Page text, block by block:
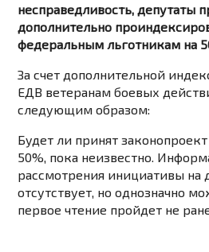
несправедливость, депутаты
дополнительно
федеральным льготникам на
За счет дополнительной
ЕДВ ветеранам боевых
следующим образом:
Будет ли принят
50%, пока неизвестно.
рассмотрения инициативы на
отсутствует, но однозначно
первое чтение пройдет не